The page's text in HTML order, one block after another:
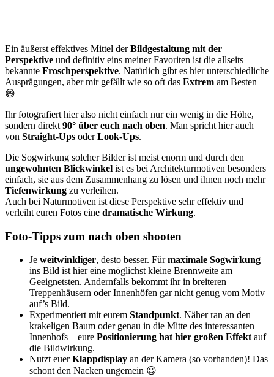
Ein äußerst effektives Mittel derBildgestaltung mit der
Perspektive und definitiv eins meiner Favoriten ist die allseits
bekannte Froschperspektive. Natürlich gibt es hier unterschiedliche
Ausprägungen, aber mir gefällt wie so oft das Extrem am Besten
😄
Ihr fotografiert hier also nicht einfach nur ein wenig in die Höhe,
sondern direkt 90° über euch nach oben. Man spricht hier auch
von Straight-Ups oderLook-Ups.
Die Sogwirkung solcher Bilder ist meist enorm und durch den
ungewohnten Blickwinkel ist es bei Architekturmotiven besonders
einfach, sie aus dem Zusammenhang zu lösen und ihnen noch mehr
Tiefenwirkung zu verleihen.
Auch bei Naturmotiven ist diese Perspektive sehr effektiv und
verleiht euren Fotos eine dramatische Wirkung.
Foto-Tipps zum nach oben shooten
Je weitwinkliger, desto besser. Fürmaximale Sogwirkung
ins Bild ist hier eine möglichst kleine Brennweite am
Geeignetsten. Andernfalls bekommt ihr in breiteren
Treppenhäusern oder Innenhöfen gar nicht genug vom Motiv
auf’s Bild.
Experimentiert mit eurem Standpunkt. Näher ran an den
krakeligen Baum oder genau in die Mitte des interessanten
Innenhofs – eure Positionierung hat hier großen Effekt auf
die Bildwirkung.
Nutzt euerKlappdisplay an der Kamera (so vorhanden)! Das
schont den Nacken ungemein 😉